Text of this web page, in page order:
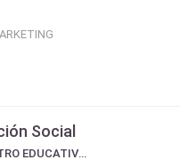
Social
UNIVERSIDAD DEL CENTRO EDUCATIVO LATINOAMERICANO